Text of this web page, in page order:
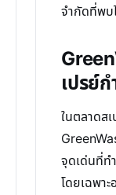
จำกัดที่พบ
เปรย์
ในตลาดส
จุดเด่นที่ท
โดยเฉพา